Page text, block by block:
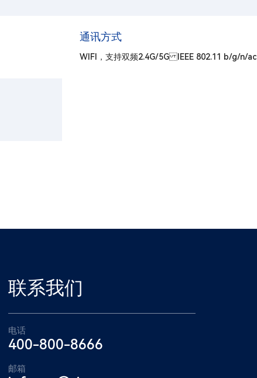
通讯方式
WIFI，支持双频2.4G/5G IEEE 802.11 b/g/n/ac
联系我们
电话
400-800-8666
邮箱